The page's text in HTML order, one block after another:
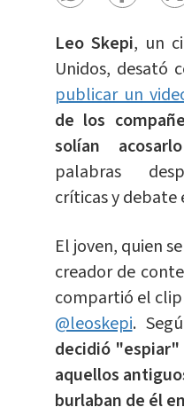
Leo Skepi, un
Unidos, desató
publicar un
de los
solían
palabras
críticas y debate
El joven, quien
creador de
compartió el clip
@leoskepi.
decidió "espiar"
aquellos
burlaban de él